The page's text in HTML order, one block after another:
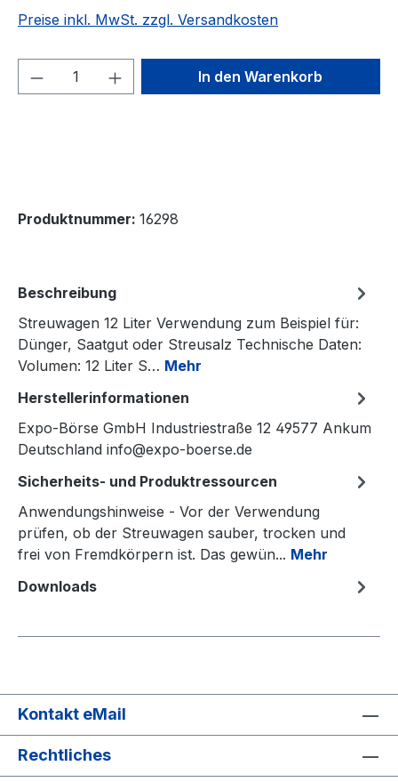
Preise inkl. MwSt. zzgl. Versandkosten
Produkt Anzahl: Gib denIn den Warenkorb
Produktnummer: 16298
Beschreibung
Streuwagen 12 Liter Verwendung zum Beispiel für:
Dünger, Saatgut oder Streusalz Technische Daten:
Volumen: 12 Liter S… Mehr
Herstellerinformationen
Expo-Börse GmbH Industriestraße 12 49577 Ankum
Deutschland info@expo-boerse.de
Sicherheits- und Produktressourcen
Anwendungshinweise - Vor der Verwendung
prüfen, ob der Streuwagen sauber, trocken und
frei von Fremdkörpern ist. Das gewün... Mehr
Downloads
Kontakt eMail
Rechtliches